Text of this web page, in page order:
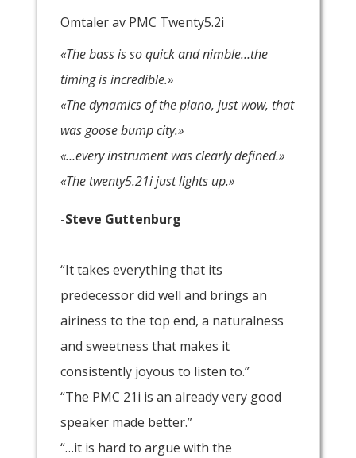
Omtaler av PMC Twenty5.2i
«The bass is so quick and nimble…the
timing is incredible.»
«The dynamics of the piano, just wow, that
was goose bump city.»
«…every instrument was clearly defined.»
«The twenty5.21i just lights up.»
-Steve Guttenburg
“It takes everything that its
predecessor did well and brings an
airiness to the top end, a naturalness
and sweetness that makes it
consistently joyous to listen to.”
“The PMC 21i is an already very good
speaker made better.”
“…it is hard to argue with the